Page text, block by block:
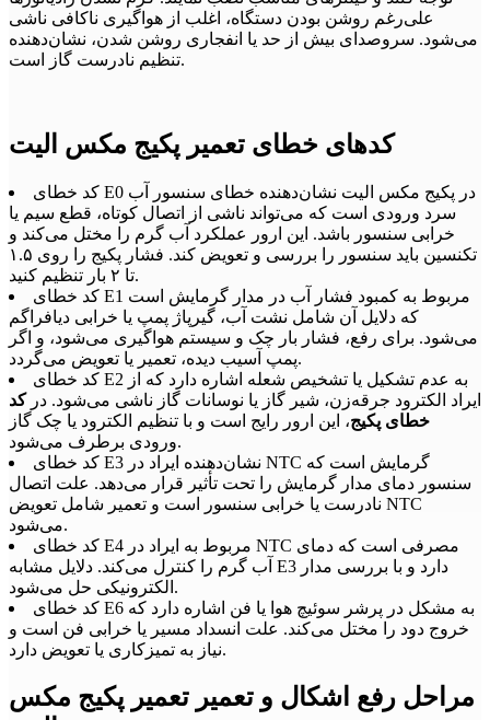
علی‌رغم روشن بودن دستگاه، اغلب از هواگیری ناکافی ناشی
می‌شود. سروصدای بیش از حد یا انفجاری روشن شدن، نشان‌دهنده
تنظیم نادرست گاز است.
کدهای خطای تعمیر پکیج مکس الیت
کد خطای E0 در پکیج مکس الیت نشان‌دهنده خطای سنسور آب
سرد ورودی است که می‌تواند ناشی از اتصال کوتاه، قطع سیم یا
خرابی سنسور باشد. این ارور عملکرد آب گرم را مختل می‌کند و
تکنسین باید سنسور را بررسی و تعویض کند. فشار پکیج را روی ۱.۵
تا ۲ بار تنظیم کنید.
کد خطای E1 مربوط به کمبود فشار آب در مدار گرمایش است
که دلایل آن شامل نشت آب، گیرپاژ پمپ یا خرابی دیافراگم
می‌شود. برای رفع، فشار بار چک و سیستم هواگیری می‌شود، و اگر
پمپ آسیب دیده، تعمیر یا تعویض می‌گردد.
کد خطای E2 به عدم تشکیل یا تشخیص شعله اشاره دارد که از
ایراد الکترود جرقه‌زن، شیر گاز یا نوسانات گاز ناشی می‌شود. درکد
خطای پکیج، این ارور رایج است و با تنظیم الکترود یا چک گاز
ورودی برطرف می‌شود.
کد خطای E3 نشان‌دهنده ایراد در NTC گرمایش است که
سنسور دمای مدار گرمایش را تحت تأثیر قرار می‌دهد. علت اتصال
نادرست یا خرابی سنسور است و تعمیر شامل تعویض NTC
می‌شود.
کد خطای E4 مربوط به ایراد در NTC مصرفی است که دمای
آب گرم را کنترل می‌کند. دلایل مشابه E3 دارد و با بررسی مدار
الکترونیکی حل می‌شود.
کد خطای E6 به مشکل در پرشر سوئیچ هوا یا فن اشاره دارد که
خروج دود را مختل می‌کند. علت انسداد مسیر یا خرابی فن است و
نیاز به تمیزکاری یا تعویض دارد.
مراحل رفع اشکال و تعمیر تعمیر پکیج مکس